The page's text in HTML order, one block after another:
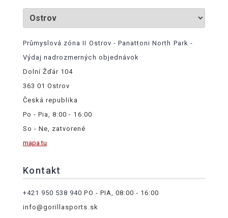
Průmyslová zóna II Ostrov - Panattoni North Park -
Výdaj nadrozmerných objednávok
Dolní Žďár 104
363 01 Ostrov
Česká republika
Po - Pia, 8:00 - 16:00
So - Ne, zatvorené
mapa tu
Kontakt
+421 950 538 940 PO - PIA, 08:00 - 16:00
info@gorillasports.sk